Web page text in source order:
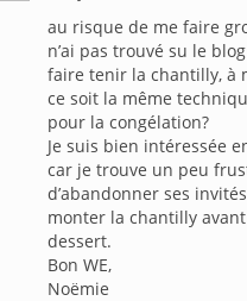
au risque de me faire
n’ai pas trouvé su le
faire tenir la chantilly, à
ce soit la même
pour la congélation?
Je suis bien intéressée
car je trouve un peu
d’abandonner ses
monter la chantilly
dessert.
Bon WE,
Noëmie